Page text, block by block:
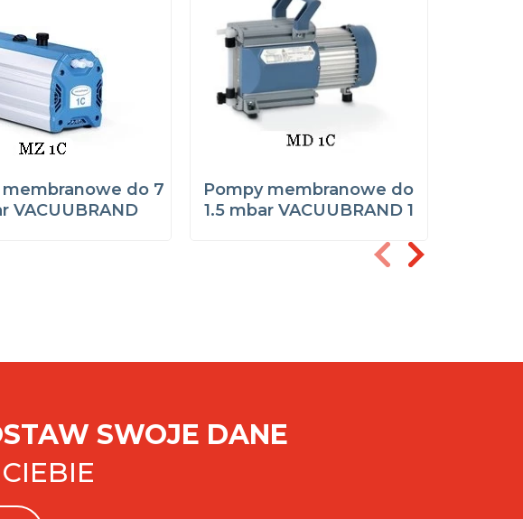
membranowe do 7
VACUUBRAND
Pompy membranowe do
1.5 mbar VACUUBRAND 1
SWOJE DANE